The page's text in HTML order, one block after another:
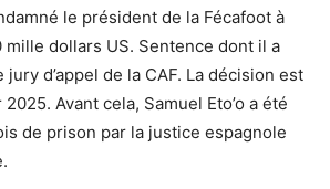
le président de la Fécafoot à
mille dollars US. Sentence dont il a
d’appel de la CAF. La décision est
Avant cela, Samuel Eto’o a été
de prison par la justice espagnole